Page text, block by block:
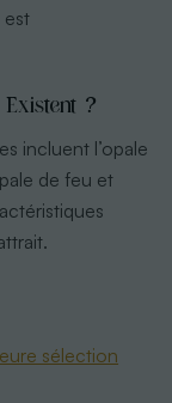
est
?
incluent l’opale
de feu et
sélection